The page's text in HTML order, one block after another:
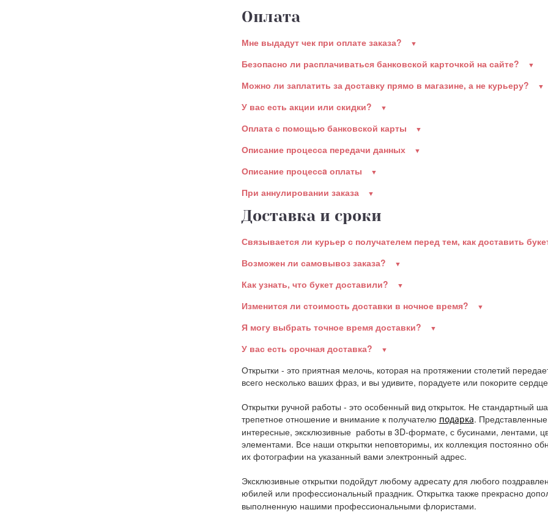
Оплата
Мне выдадут чек при оплате заказа?
Безопасно ли расплачиваться банковской карточкой на сайте?
Можно ли заплатить за доставку прямо в магазине, а не курьеру?
У вас есть акции или скидки?
Оплата с помощью банковской карты
Описание процесса передачи данных
Описание процессa оплаты
При аннулировании заказа
Доставка и сроки
Связывается ли курьер с получателем перед тем, как доставить
Возможен ли самовывоз заказа?
Как узнать, что букет доставили?
Изменится ли стоимость доставки в ночное время?
Я могу выбрать точное время доставки?
У вас есть срочная доставка?
Открытки - это приятная мелочь, которая на протяжении столетий
всего несколько ваших фраз, и вы удивите, порадуете или покорите
Открытки ручной работы - это особенный вид открыток. Не стандартный
трепетное отношение и внимание к получателю подарка.
интересные, эксклюзивные работы в 3D-формате, с бусинами, лентами,
элементами. Все наши открытки неповторимы, их коллекция постоянно
их фотографии на указанный вами электронный адрес.
Эксклюзивные открытки подойдут любому адресату для любого
юбилей или профессиональный праздник. Открытка также прекрасно
выполненную нашими профессиональными флористами.